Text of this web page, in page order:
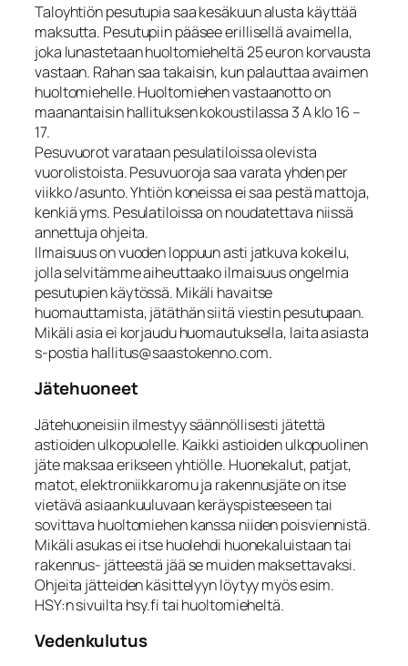
Taloyhtiön pesutupia saa kesäkuun alusta käyttää
maksutta. Pesutupiin pääsee erillisellä avaimella,
joka lunastetaan huoltomieheltä 25 euron korvausta
vastaan. Rahan saa takaisin, kun palauttaa avaimen
huoltomiehelle. Huoltomiehen vastaanotto on
maanantaisin hallituksen kokoustilassa 3 A klo 16 –
17.
Pesuvuorot varataan pesulatiloissa olevista
vuorolistoista. Pesuvuoroja saa varata yhden per
viikko /asunto. Yhtiön koneissa ei saa pestä mattoja,
kenkiä yms. Pesulatiloissa on noudatettava niissä
annettuja ohjeita.
Ilmaisuus on vuoden loppuun asti jatkuva kokeilu,
jolla selvitämme aiheuttaako ilmaisuus ongelmia
pesutupien käytössä. Mikäli havaitse
huomauttamista, jätäthän siitä viestin pesutupaan.
Mikäli asia ei korjaudu huomautuksella, laita asiasta
s-postia hallitus@saastokenno.com.
Jätehuoneet
Jätehuoneisiin ilmestyy säännöllisesti jätettä
astioiden ulkopuolelle. Kaikki astioiden ulkopuolinen
jäte maksaa erikseen yhtiölle. Huonekalut, patjat,
matot, elektroniikkaromu ja rakennusjäte on itse
vietävä asiaankuuluvaan keräyspisteeseen tai
sovittava huoltomiehen kanssa niiden poisviennistä.
Mikäli asukas ei itse huolehdi huonekaluistaan tai
rakennus- jätteestä jää se muiden maksettavaksi.
Ohjeita jätteiden käsittelyyn löytyy myös esim.
HSY:n sivuilta hsy.fi tai huoltomieheltä.
Vedenkulutus